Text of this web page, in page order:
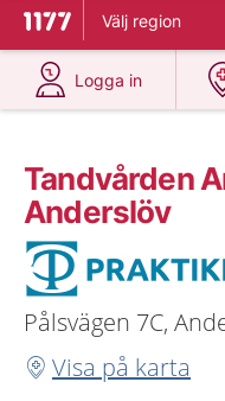
Till startsidan för 1177
Välj region
Logga in
på 1177.se
Tandvården
Anderslöv
Pålsvägen 7C,
Visa på karta